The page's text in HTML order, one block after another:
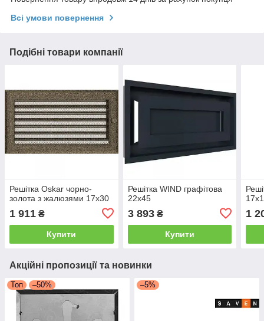
Всі умови повернення
Подібні товари компанії
Решітка Oskar чорно-
золота з жалюзями 17x30
1 911 ₴
Купити
Решітка WIND графітова
22x45
3 893₴
Купити
1
Акційні пропозиції та новинки
Топ –50% –5%